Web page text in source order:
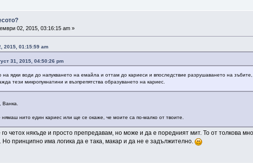
02, 2015, 03:16:15 am »
2015, 01:15:59 am
31, 2015, 04:50:26 pm
на ядки води до напукването на емайла и оттам до кариеси и впоследствие разрушаването на
тези микропукнатини и възпрепятства образуването на кариес.
Ванка.
нито един кариес или ще се окаже, че моите са по-малко от твоите.
го четох някъде и просто препредавам, но може и да е поредният мит. То от толкова
Но принципно има логика да е така, макар и да не е задължително.